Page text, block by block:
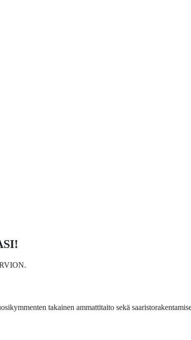
takainen ammattitaito sekä